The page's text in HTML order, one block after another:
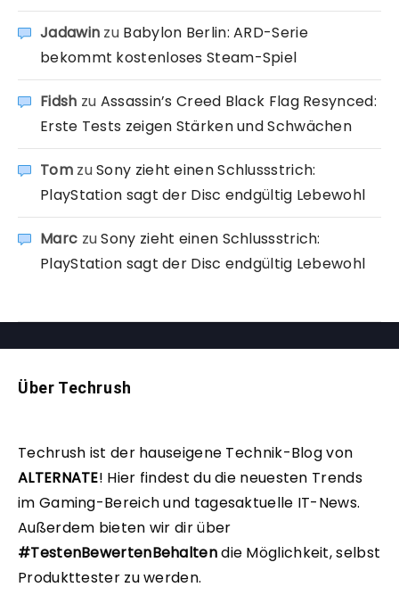
Jadawin zu Babylon Berlin: ARD-Serie
bekommt kostenloses Steam-Spiel
Fidsh zu Assassin’s Creed Black Flag Resynced:
Erste Tests zeigen Stärken und Schwächen
TomzuSony zieht einen Schlussstrich:
PlayStation sagt der Disc endgültig Lebewohl
Marc zuSony zieht einen Schlussstrich:
PlayStation sagt der Disc endgültig Lebewohl
Über Techrush
Techrush ist der hauseigene Technik-Blog von
ALTERNATE! Hier findest du die neuesten Trends
im Gaming-Bereich und tagesaktuelle IT-News.
Außerdem bieten wir dir über
#TestenBewertenBehaltendie Möglichkeit, selbst
Produkttester zu werden.